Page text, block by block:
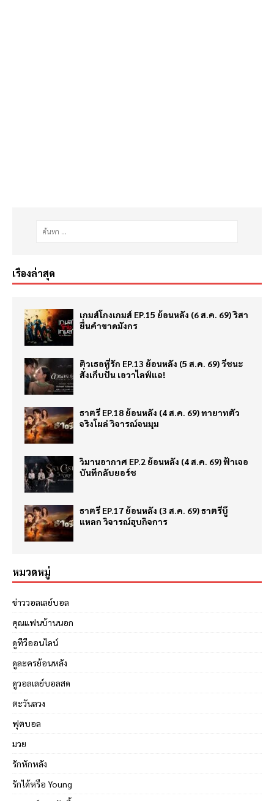
เรื่องล่าสุด
เกมส์โกงเกมส์ EP.15 ย้อนหลัง (6 ส.ค. 69) ริสา
ยื่นคำขาดมังกร
ติวเธอที่รัก EP.13 ย้อนหลัง (5 ส.ค. 69) วีชนะ
สั่งเก็บปั้น เอวาไลฟ์แฉ!
ธาตรี EP.18 ย้อนหลัง (4 ส.ค. 69) ทายาทตัว
จริงโผล่ วิจารณ์จนมุม
วิมานอากาศ EP.2 ย้อนหลัง (4 ส.ค. 69) ฟ้าเจอ
บันทึกลับยอร์ช
ธาตรี EP.17 ย้อนหลัง (3 ส.ค. 69) ธาตรีบู๊
แหลก วิจารณ์ฮุบกิจการ
หมวดหมู่
ข่าววอลเลย์บอล
คุณแฟนบ้านนอก
ดูทีวีออนไลน์
ดูละครย้อนหลัง
ดูวอลเลย์บอลสด
ตะวันลวง
ฟุตบอล
มวย
รักหักหลัง
รักได้หรือ Young